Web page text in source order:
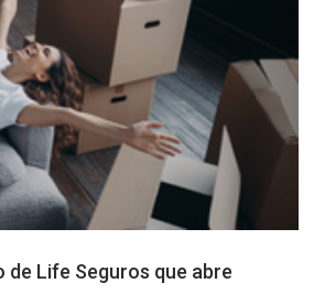
de Life Seguros que abre